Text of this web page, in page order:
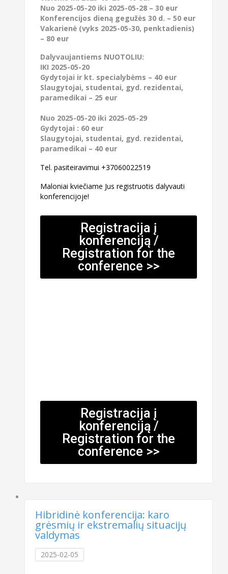
Nuo 2025-05-20 iki 2025-05-28 – 30 eur
Konferencijos dieną gegužės 30 d. – 50 eur
Vakarienė (vyks 2025-05-30, penktadienis)
– 80 eur
Dalyvaujantiems NUOTOLIU:
IKI 2025-05-20
Gydytojai ir kt. specialybėms – 40 eur
Slaugytojai, studentai, gyd. rezidentai,
paramedikai – 25 eur
Nuo 2025-05-20 iki 2025-05-29
Gydytojai : 60 eur
Slaugytojai, studentai, gyd. rezidentai,
paramedikai – 40 eur
Tel. pasiteiravimui +37060022519
Maloniai kviečiame Jus registruotis dalyvauti
konferencijoje!
Registracija į
konferenciją /
Registration for the
conference >>
Registracija į
konferenciją /
Registration for the
conference >>
Hibridinė konferencija: karo
grėsmių ir ekstremalių situacijų
valdymas
2025-02-05